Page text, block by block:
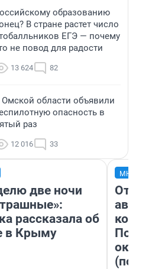
образованию
В стране растет число
ЕГЭ — почему
не повод для радости
13 624 82
Омской области объявили
опасность в
раз
12 016 33
две ночи
рассказала об
в Крыму
От